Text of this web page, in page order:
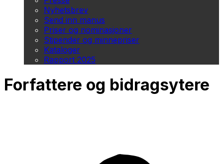
Nyhetsbrev
Send inn manus
Priser og nominasjoner
Stipender og minnepriser
Kataloger
Rapport 2025
Forfattere og bidragsytere